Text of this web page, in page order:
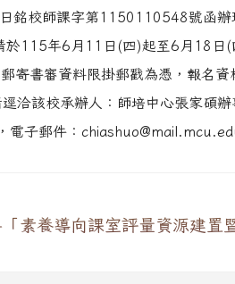
銘校師課字第1150110548號函辦
於115年6月11日(四)起至6月18日(
寄書審資料限掛郵戳為憑，報名資
洽該校承辦人：師培中心張家碩辦
子郵件：
素養導向課室評量資源建置